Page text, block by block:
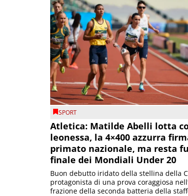
SPORT
Atletica: Matilde Abelli lotta
leonessa, la 4×400 azzurra
primato nazionale, ma resta
finale dei Mondiali Under 20
Buon debutto iridato della stellina della
protagonista di una prova coraggiosa
frazione della seconda batteria della